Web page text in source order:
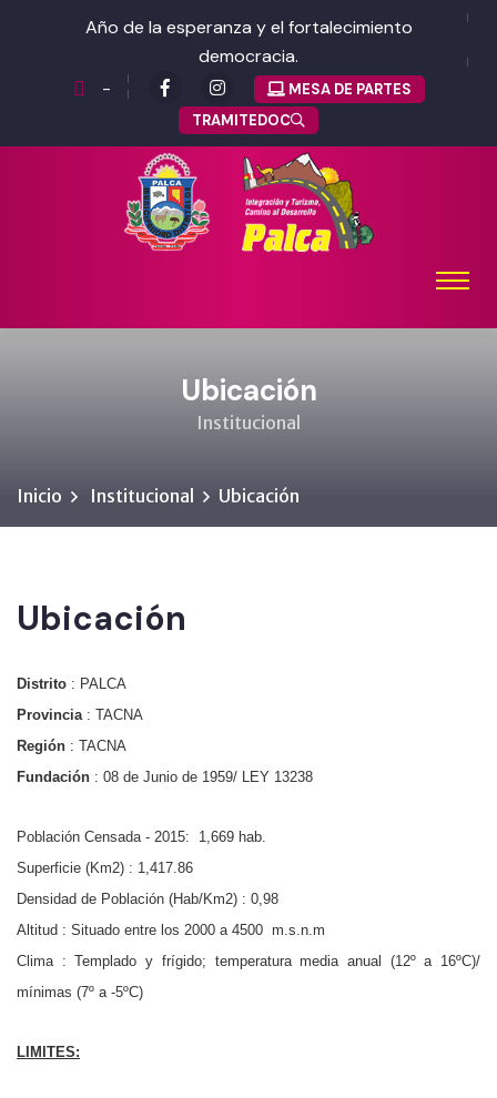
Año de la esperanza y el fortalecimiento
democracia.
-
MESA DE PARTES
TRAMITEDOC
Ubicación
Institucional
Inicio Institucional Ubicación
Ubicación
Distrito : PALCA
Provincia: TACNA
Región : TACNA
Fundación : 08 de Junio de 1959/ LEY 13238
Población Censada - 2015: 1,669 hab.
Superficie (Km2) : 1,417.86
Densidad de Población (Hab/Km2) : 0,98
Altitud : Situado entre los 2000 a 4500 m.s.n.m
Clima : Templado y frígido; temperatura media anual (12º a 16ºC)/
mínimas (7º a -5ºC)
LIMITES: